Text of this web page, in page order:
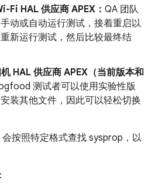
Fi HAL 供应商 APEX： QA 团队
动或自动运行测试，接着重启以
新运行测试，然后比较最终结
HAL 供应商 APEX（当前版本和
测试者可以使用实验性版
装其他文件，因此可以轻松切换
会按照特定格式查找 sysprop，以